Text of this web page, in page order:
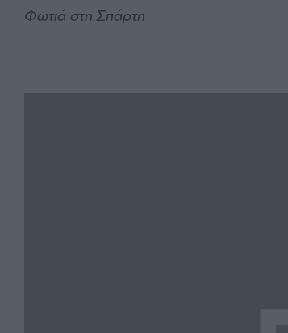
Φωτιά στη Σπάρτη